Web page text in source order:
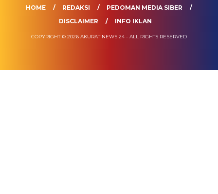
HOME REDAKSI
PEDOMAN MEDIA SIBER
DISCLAIMER
INFO IKLAN
COPYRIGHT © 2026 AKURAT NEWS 24 - ALL RIGHTS RESERVED